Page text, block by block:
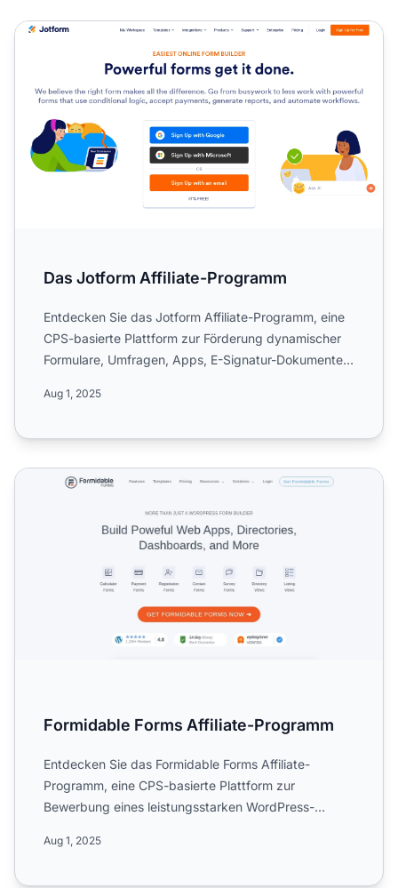
Das Jotform Affiliate-Programm
Das Jotform Affiliate-Programm
Entdecken Sie das Jotform Affiliate-Programm, eine
CPS-basierte Plattform zur Förderung dynamischer
Formulare, Umfragen, Apps, E-Signatur-Dokumente
Aug 1, 2025
Formidable Forms Affiliate-Programm
Formidable Forms Affiliate-Programm
Entdecken Sie das Formidable Forms Affiliate-
Programm, eine CPS-basierte Plattform zur
Bewerbung eines leistungsstarken WordPress-
Aug 1, 2025